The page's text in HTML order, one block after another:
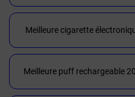
Meilleure cigarette
Meilleure puff rechargeable
puffs du